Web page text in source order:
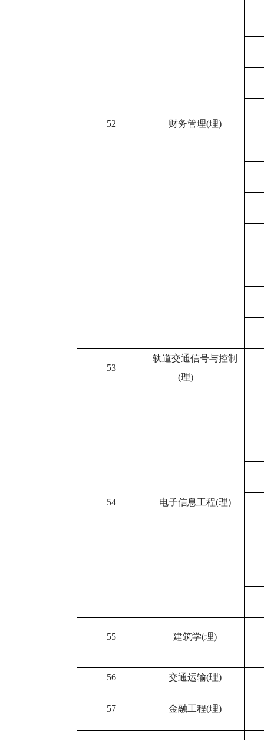
52 财务管理(理)
53
轨道交通信号与控制
(理)
54 电子信息工程(理)
55 建筑学(理)
56 交通运输(理)
57 金融工程(理)